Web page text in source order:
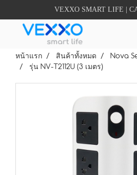
VEXXO SMART LIFE |
หน้าแรก สินค้าทั้งหมด Nova
รุ่น NV-T2112U (3 เมตร)